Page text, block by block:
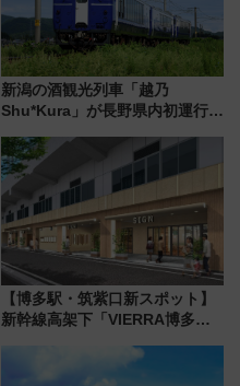
新潟の酒観光列車「越乃
Shu*Kura」が長野県内初運行！
別企画
【博多駅・筑紫口新スポット】
新幹線高架下「VIERRA博多テ
など注目の全6店舗 「博多活憩
通り」も一新